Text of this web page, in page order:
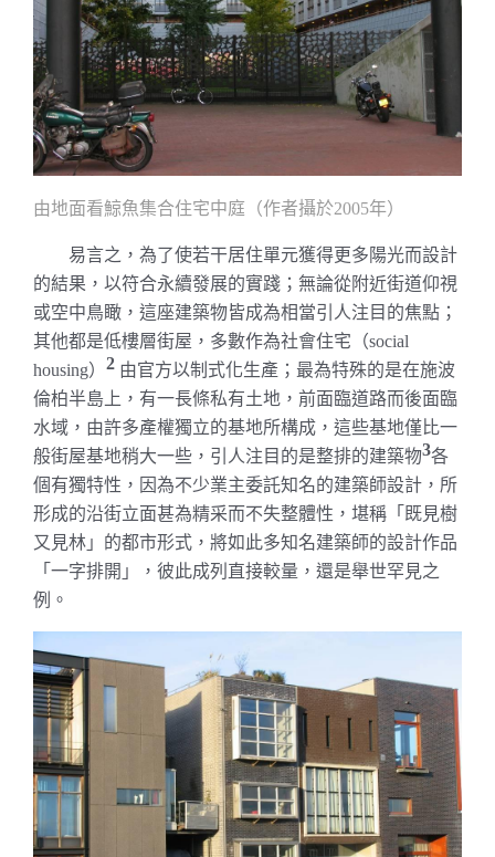
由地面看鯨魚集合住宅中庭（作者攝於2005年）
易言之，為了使若干居住單元獲得更多陽光而設計
的結果，以符合永續發展的實踐；無論從附近街道仰視
或空中鳥瞰，這座建築物皆成為相當引人注目的焦點；
其他都是低樓層街屋，多數作為社會住宅（social
housing） 2 由官方以制式化生產；最為特殊的是在施波
倫柏半島上，有一長條私有土地，前面臨道路而後面臨
水域，由許多產權獨立的基地所構成，這些基地僅比一
般街屋基地稍大一些，引人注目的是整排的建築物3各
個有獨特性，因為不少業主委託知名的建築師設計，所
形成的沿街立面甚為精采而不失整體性，堪稱「既見樹
又見林」的都市形式，將如此多知名建築師的設計作品
「一字排開」，彼此成列直接較量，還是舉世罕見之
例。